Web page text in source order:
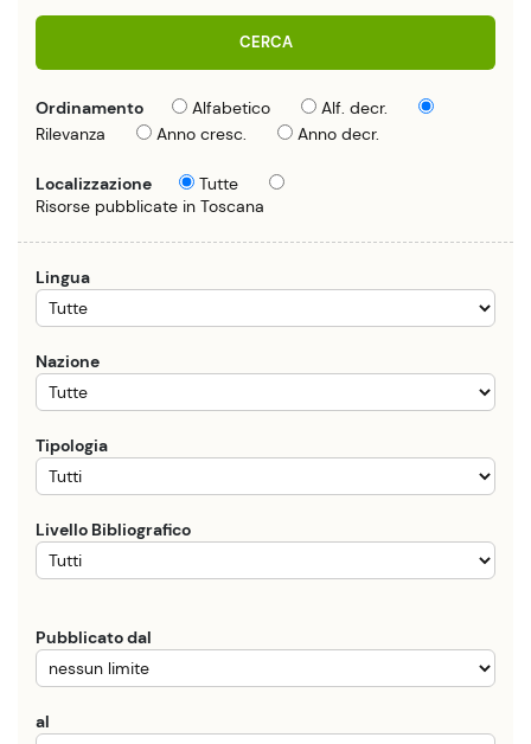
CERCA
Ordinamento Alfabetico
Alf. decr.
Rilevanza
Anno cresc. Anno decr.
Localizzazione
Tutte
Risorse pubblicate in Toscana
Lingua
Nazione
Tipologia
Livello Bibliografico
Pubblicato dal
al